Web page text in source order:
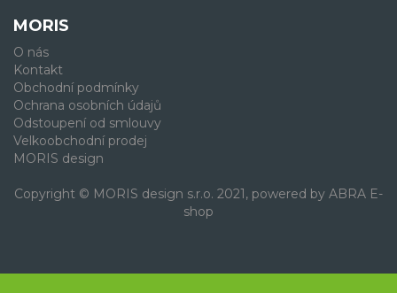
MORIS
O nás
Kontakt
Obchodní podmínky
Ochrana osobních údajů
Odstoupení od smlouvy
Velkoobchodní prodej
MORIS design
Copyright © MORIS design s.r.o. 2021, powered by ABRA E-
shop